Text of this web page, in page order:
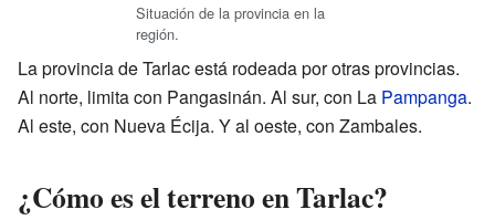
Situación de la provincia en la
región.
La provincia de Tarlac está rodeada por otras provincias.
Al norte, limita con Pangasinán. Al sur, con La Pampanga.
Al este, con Nueva Écija. Y al oeste, con Zambales.
¿Cómo es el terreno en Tarlac?